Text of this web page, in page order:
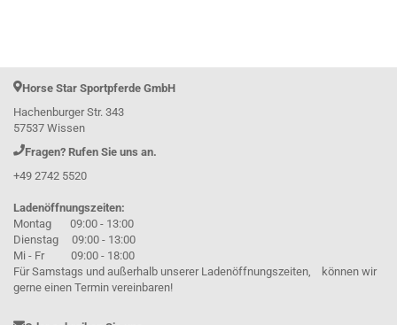
Horse Star Sportpferde GmbH
Hachenburger Str. 343
57537 Wissen
Fragen? Rufen Sie uns an.
+49 2742 5520
Ladenöffnungszeiten:
Montag 09:00 - 13:00
Dienstag 09:00 - 13:00
Mi - Fr 09:00 - 18:00
Für Samstags und außerhalb unserer Ladenöffnungszeiten, können wir
gerne einen Termin vereinbaren!